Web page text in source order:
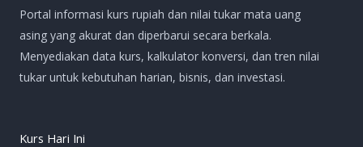
Portal informasi kurs rupiah dan nilai tukar mata uang
asing yang akurat dan diperbarui secara berkala.
Menyediakan data kurs, kalkulator konversi, dan tren nilai
tukar untuk kebutuhan harian, bisnis, dan investasi.
Kurs Hari Ini